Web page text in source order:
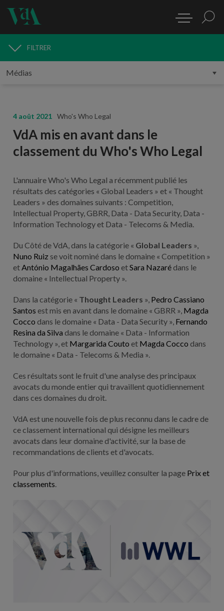
MÉDIAS
FILTRER
4 août 2021 Who's Who Legal
VdA mis en avant dans le
classement du Who's Who Legal
L'annuaire Who's Who Legal a récemment publié les
résultats des catégories « Global Leaders » et « Thought
Leaders » des domaines suivants : Competition,
Intellectual Property, GBRR, Data - Data Security, Data -
Information Technology et Data - Telecoms & Media.
Du Côté de VdA, dans la catégorie « Global Leaders »,
Nuno Ruiz se voit nominé dans le domaine « Competition »
et António Magalhães Cardoso etSara Nazarédans le
domaine « Intellectual Property ».
Dans la catégorie « Thought Leaders », Pedro Cassiano
Santos est mis en avant dans le domaine « GBRR », Magda
Cocco dans le domaine « Data - Data Security », Fernando
Resina da Silva dans le domaine « Data - Information
Technology », et Margarida Couto et Magda Cocco dans
le domaine « Data - Telecoms & Media ».
Ces résultats sont le fruit d'une analyse des principaux
avocats du monde entier qui travaillent quotidiennement
dans ces domaines du droit.
VdA est une nouvelle fois de plus reconnu dans le cadre de
ce classement international qui désigne les meilleurs
avocats dans leur domaine d'activité, sur la base de
recommandations de clients et d'avocats.
Pour plus d'informations, veuillez consulter la page Prix et
classements